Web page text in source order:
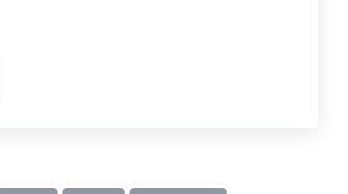
3歲生日慶】月月抽行李箱、月月送優惠券!